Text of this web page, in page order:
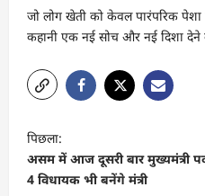
जो लोग खेती को केवल पारंपरिक पेशा
कहानी एक नई सोच और नई दिशा देने
पो
स्ट
ने
पिछला:
असम में आज दूसरी बार मुख्यमंत्री
4 विधायक भी बनेंगे मंत्री